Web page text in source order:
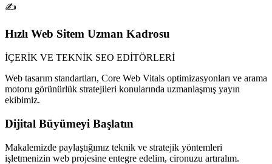
✍️
Hızlı Web Sitem Uzman Kadrosu
İÇERİK VE TEKNİK SEO EDİTÖRLERİ
Web tasarım standartları, Core Web Vitals optimizasyonları ve arama
motoru görünürlük stratejileri konularında uzmanlaşmış yayın
ekibimiz.
Dijital Büyümeyi Başlatın
Makalemizde paylaştığımız teknik ve stratejik yöntemleri
işletmenizin web projesine entegre edelim, cironuzu artıralım.